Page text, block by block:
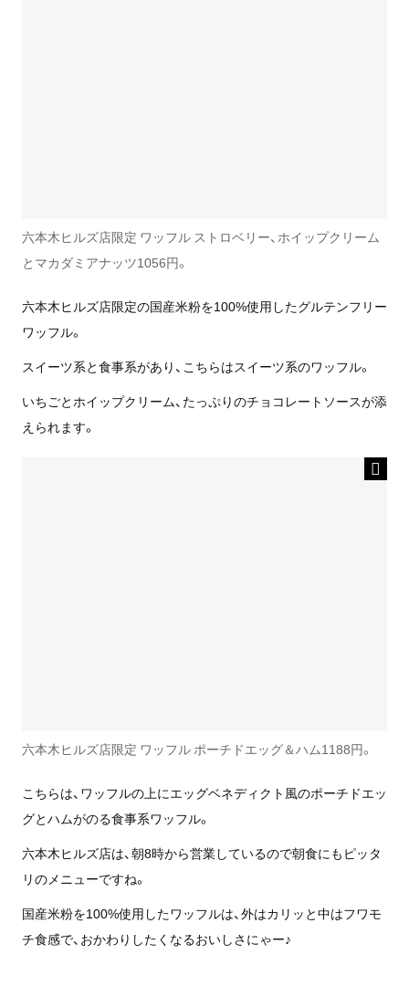
六本木ヒルズ店限定 ワッフル ストロベリー、ホイップクリーム
とマカダミアナッツ1056円。
六本木ヒルズ店限定の国産米粉を100%使用したグルテンフリー
ワッフル。
スイーツ系と食事系があり、こちらはスイーツ系のワッフル。
いちごとホイップクリーム、たっぷりのチョコレートソースが添
えられます。
六本木ヒルズ店限定 ワッフル ポーチドエッグ＆ハム1188円。
こちらは、ワッフルの上にエッグベネディクト風のポーチドエッ
グとハムがのる食事系ワッフル。
六本木ヒルズ店は、朝8時から営業しているので朝食にもピッタ
リのメニューですね。
国産米粉を100%使用したワッフルは、外はカリッと中はフワモ
チ食感で、おかわりしたくなるおいしさにゃー♪